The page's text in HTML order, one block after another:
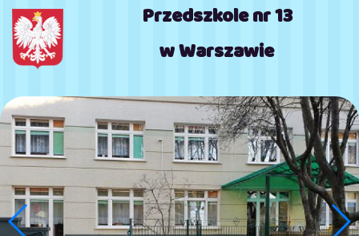
Przedszkole nr 13
w Warszawie